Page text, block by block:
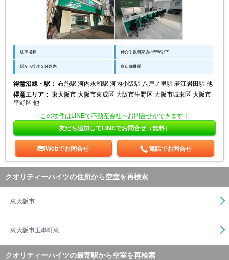
駐車場有 仲介手数料家賃の55%以下
駅から徒歩３分以内 多店舗展開
得意沿線・駅： 布施駅 河内永和駅 河内小阪駅 八戸ノ里駅 若江岩田駅 他
得意エリア： 東大阪市 大阪市東成区 大阪市生野区 大阪市城東区 大阪市
平野区 他
この物件はLINEで不動産会社へお問合せができます！
友だち追加してLINEでお問合せ（無料）
Webでお問合せ 電話でお問合せ
クオリティーハイツの住所から空室を再検索
東大阪市
東大阪市玉串町東
クオリティーハイツの最寄駅から空室を再検索